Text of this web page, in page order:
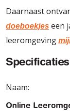
Daarnaast
doeboekjes een
leeromgeving
Specificaties
Naam:
Online